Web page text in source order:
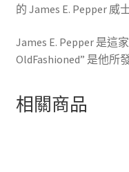
的 James E. Pepper 威
James E. Pepper 是這
OldFashioned” 是他所
相關商品